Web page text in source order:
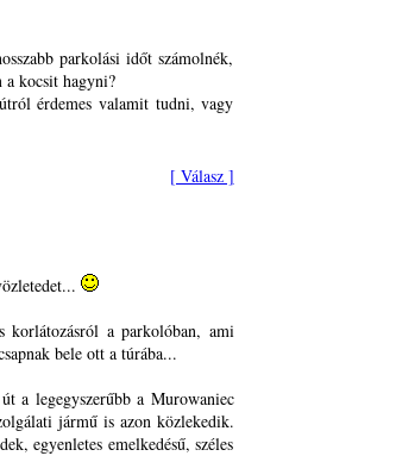
parkolási időt számolnék,
a kocsit hagyni?
érdemes valamit tudni, vagy
[ Válasz ]
a parkolóban, ami
bele ott a túrába...
a legegyszerűbb a Murowaniec
jármű is azon közlekedik.
egyenletes emelkedésű, széles